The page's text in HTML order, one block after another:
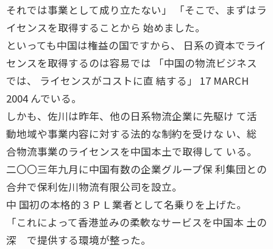
それでは事業として成り立たない」 「そこで、まずはラ
イセンスを取得することから 始めました。
といっても中国は権益の国ですから、 日系の資本でライ
センスを取得するのは容易では 「中国の物流ビジネス
では、 ライセンスがコストに直 結する」 17 MARCH
2004 んでいる。
しかも、佐川は昨年、他の日系物流企業に先駆け て活
動地域や事業内容に対する法的な制約を受けな い、総
合物流事業のライセンスを中国本土で取得して いる。
二〇〇三年九月に中国有数の企業グループ保 利集団との
合弁で保利佐川物流有限公司を設立。
中 国初の本格的３ＰＬ業者として名乗りを上げた。
「これによって香港並みの柔軟なサービスを中国本 土の
深 で提供する環境が整った。